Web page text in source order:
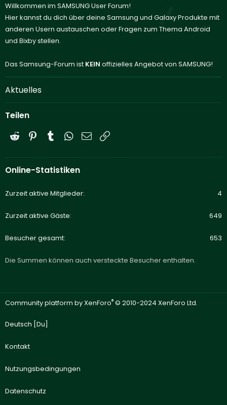
Willkommen im SAMSUNG User Forum!
Hier kannst du dich über deine Samsung und Galaxy Produkte mit
anderen Usern austauschen oder Fragen zum Thema Android
und Bixby stellen.
Das Samsung-Forum ist KEIN offizielles Angebot von SAMSUNG!
Aktuelles
Teilen
Reddit PinterestTumblrWhatsApp
E-Mail
Online-Statistiken
Zurzeit aktive Mitglieder 4
Zurzeit aktive Gäste 649
Besucher gesamt 653
Die Summen können auch versteckte Besucher enthalten.
Community platform by XenForo® © 2010-2024 XenForo Ltd.
Deutsch [Du]
Kontakt
Nutzungsbedingungen
Datenschutz